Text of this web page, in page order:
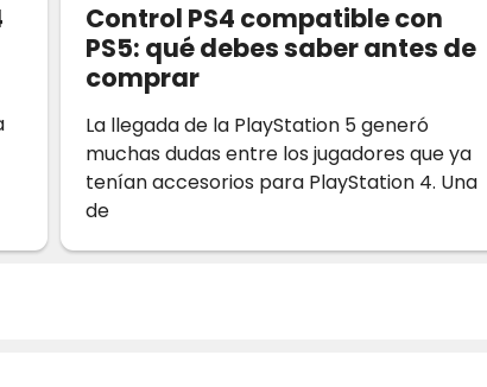
Control PS4 compatible con
PS5: qué debes saber antes de
comprar
La llegada de la PlayStation 5 generó
muchas dudas entre los jugadores que ya
tenían accesorios para PlayStation 4. Una
de